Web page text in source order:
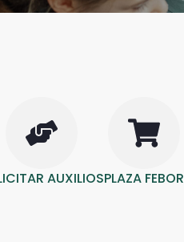
AUXILIOSPLAZA FEBOR